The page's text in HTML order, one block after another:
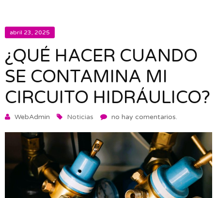
abril 23, 2025
¿QUÉ HACER CUANDO
SE CONTAMINA MI
CIRCUITO HIDRÁULICO?
WebAdmin Noticias no hay comentarios.